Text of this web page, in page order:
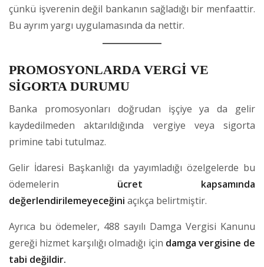
çünkü işverenin değil bankanın sağladığı bir menfaattir.
Bu ayrım yargı uygulamasında da nettir.
PROMOSYONLARDA VERGİ VE
SİGORTA DURUMU
Banka promosyonları doğrudan işçiye ya da gelir
kaydedilmeden aktarıldığında vergiye veya sigorta
primine tabi tutulmaz.
Gelir İdaresi Başkanlığı da yayımladığı özelgelerde bu
ödemelerin ücret kapsamında
değerlendirilemeyeceğini açıkça belirtmiştir.
Ayrıca bu ödemeler, 488 sayılı Damga Vergisi Kanunu
gereği hizmet karşılığı olmadığı için damga vergisine de
tabi değildir.